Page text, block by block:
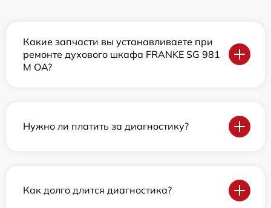
Какие запчасти вы устанавливаете при
ремонте духового шкафа FRANKE SG 981
M OA?
Нужно ли платить за диагностику?
Как долго длится диагностика?